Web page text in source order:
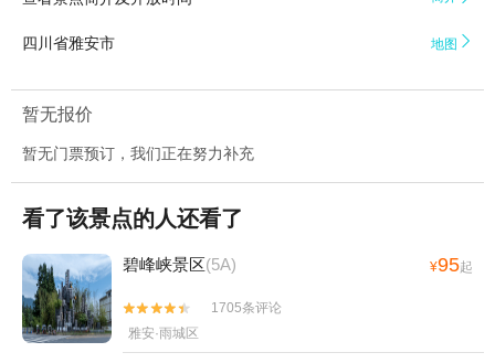
四川省雅安市 地图 
暂无报价
暂无门票预订，我们正在努力补充
看了该景点的人还看了
碧峰峡景区(5A) ¥95起


1705条评论
雅安·雨城区